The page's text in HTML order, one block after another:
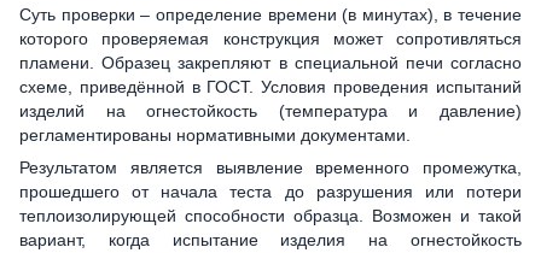
Суть проверки – определение времени (в минутах), в течение
которого проверяемая конструкция может сопротивляться
пламени. Образец закрепляют в специальной печи согласно
схеме, приведённой в ГОСТ. Условия проведения испытаний
изделий на огнестойкость (температура и давление)
регламентированы нормативными документами.
Результатом является выявление временного промежутка,
прошедшего от начала теста до разрушения или потери
теплоизолирующей способности образца. Возможен и такой
вариант, когда испытание изделия на огнестойкость